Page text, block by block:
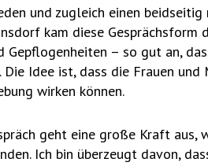
und zugleich einen
kam diese
Gepflogenheiten – so gut an,
Die Idee ist, dass die Frauen
wirken können.
geht eine große Kraft
Ich bin überzeugt davon,